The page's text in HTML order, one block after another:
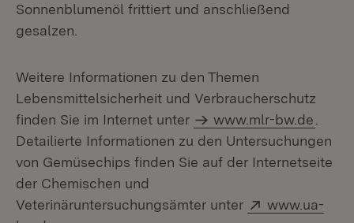
Sonnenblumenöl frittiert und anschließend
gesalzen.
Weitere Informationen zu den Themen
Lebensmittelsicherheit und Verbraucherschutz
finden Sie im Internet unter
www.mlr-bw.de
Detailierte Informationen zu den Untersuchungen
von Gemüsechips finden Sie auf der Internetseite
der Chemischen und
Veterinäruntersuchungsämter unter
Extern:
www.ua-